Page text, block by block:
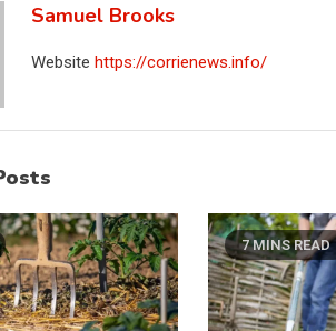
Samuel Brooks
Website https://corrienews.info/
7 MINS READ